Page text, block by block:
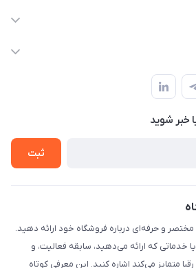
خبر شوید
ثبت
و حرفه‌ای درباره فروشگاه خود ارائه دهید.
خدماتی که ارائه می‌دهید، سابقه فعالیت، و
متمایز می‌کند اشاره کنید. این معرفی کوتاه